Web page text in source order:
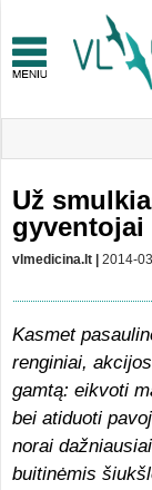
Už
gyventojai
vlmedicina.lt | 2014-
Kasmet
renginiai,
gamtą: eikvoti
bei atiduoti
norai
buitinėmis